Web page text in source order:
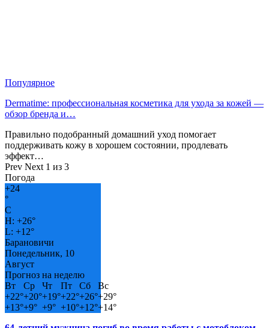
Популярное
Dermatime: профессиональная косметика для ухода за кожей —
обзор бренда и…
Правильно подобранный домашний уход помогает
поддерживать кожу в хорошем состоянии, продлевать
эффект…
Prev Next 1 из 3
Погода
+24
°
C
H: +26°
L: +12°
Барановичи
Понедельник, 10
Август
Прогноз на неделю
Вт
Ср Чт Пт Сб
Вс
+22°+20°+19°+22°+26°+29°
+13°+9° +9° +10°+12°+14°